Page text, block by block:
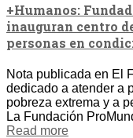
+Humanos:
inauguran centro
personas en
Nota publicada en El
dedicado a atender a
pobreza extrema y a
La Fundación
Read more